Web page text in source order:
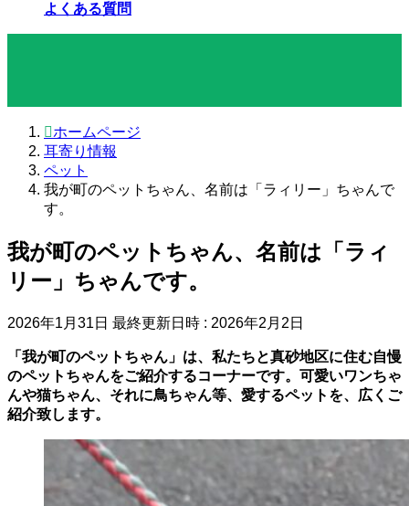
よくある質問
ホームページ
耳寄り情報
ペット
我が町のペットちゃん、名前は「ラィリー」ちゃんで
す。
我が町のペットちゃん、名前は「ラィ
リー」ちゃんです。
2026年1月31日 最終更新日時 : 2026年2月2日
「我が町のペットちゃん」は、私たちと真砂地区に住む自慢
のペットちゃんをご紹介するコーナーです。可愛いワンちゃ
んや猫ちゃん、それに鳥ちゃん等、愛するペットを、広くご
紹介致します。